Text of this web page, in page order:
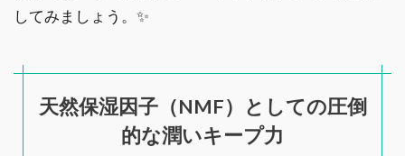
してみましょう。✨
天然保湿因子（NMF）としての圧倒
的な潤いキープ力